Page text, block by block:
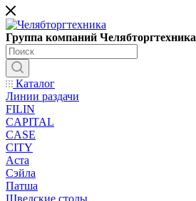
Группа компаний Челябторгтехника
Каталог
Линии раздачи
FILIN
CAPITAL
CASE
CITY
Аста
Сэйла
Патша
Шведские столы